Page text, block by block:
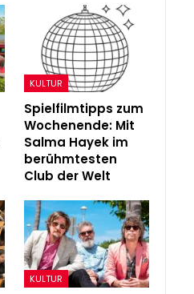
KULTUR
Spielfilmtipps zum
Wochenende: Mit
Salma Hayek im
berühmtesten
Club der Welt
KULTUR